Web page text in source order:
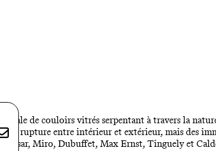
E-mail
de couloirs vitrés serpentant à travers la
de rupture entre intérieur et extérieur, mais des
César, Miro, Dubuffet, Max Ernst, Tinguely et